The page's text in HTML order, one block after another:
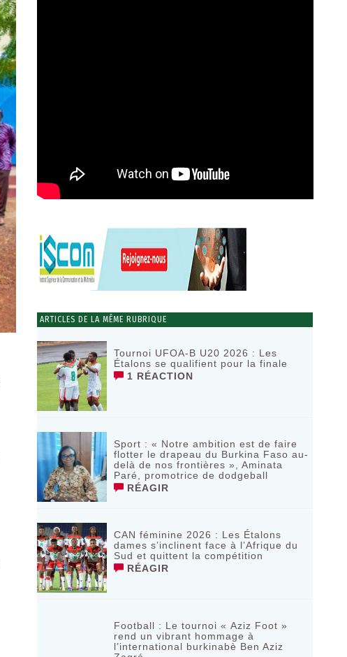
ARTICLES DE LA MÊME RUBRIQUE
Tournoi UFOA-B U20 2026 : Les
Étalons se qualifient pour la finale
1 RÉACTION
Sport : « Notre ambition est de faire
flotter le drapeau du Burkina Faso au-
delà de nos frontières », Aminata
Paré, promotrice de dodgeball
RÉAGIR
CAN féminine 2026 : Les Étalons
dames s’inclinent face à l’Afrique du
Sud et quittent la compétition
RÉAGIR
Football : Le tournoi « Aziz Foot »
rend un vibrant hommage à
l’international burkinabè Ben Aziz